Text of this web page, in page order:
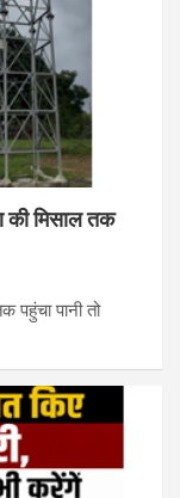
की मिसाल तक
पहुंचा पानी तो